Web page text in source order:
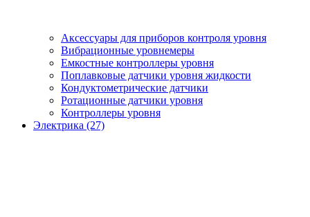
Аксессуары для приборов контроля уровня
Вибрационные уровнемеры
Емкостные контроллеры уровня
Поплавковые датчики уровня жидкости
Кондуктометрические датчики
Ротационные датчики уровня
Контроллеры уровня
Электрика (27)